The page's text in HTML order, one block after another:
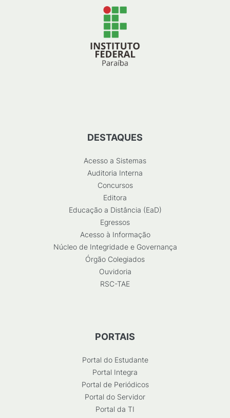
DESTAQUES
Acesso a Sistemas
Auditoria Interna
Concursos
Editora
Educação a Distância (EaD)
Egressos
Acesso à Informação
Núcleo de Integridade e Governança
Órgão Colegiados
Ouvidoria
RSC-TAE
PORTAIS
Portal do Estudante
Portal Integra
Portal de Periódicos
Portal do Servidor
Portal da TI